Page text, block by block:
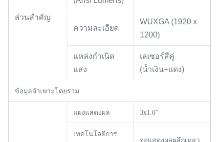
ส่วนสำคัญ
ความละเอียด
WUXGA (1920 x
1200)
แหล่งกำเนิด
แสง
เลเซอร์สีคู่
(น้ำเงิน+แดง)
ข้อมูลจำเพาะโดยรวม
แผงแสดงผล 3x1.0”
เทคโนโลยีการ
จอแสดงผลผลึกเหลว